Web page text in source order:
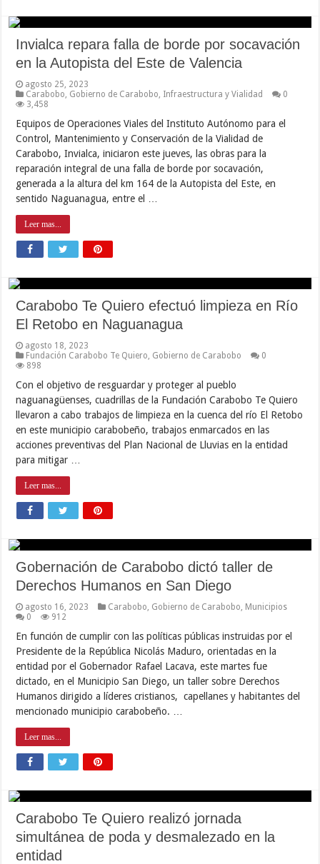
Invialca repara falla de borde por socavación
en la Autopista del Este de Valencia
agosto 25, 2023
Carabobo Gobierno de Carabobo Infraestructura y Vialidad
0
3,458
Equipos de Operaciones Viales del Instituto Autónomo para el
Control, Mantenimiento y Conservación de la Vialidad de
Carabobo, Invialca, iniciaron este jueves, las obras para la
reparación integral de una falla de borde por socavación,
generada a la altura del km 164 de la Autopista del Este, en
sentido Naguanagua, entre el …
Leer mas...
Carabobo Te Quiero efectuó limpieza en Río
El Retobo en Naguanagua
agosto 18, 2023
Fundación Carabobo Te Quiero Gobierno de Carabobo
0
898
Con el objetivo de resguardar y proteger al pueblo
naguanagüenses, cuadrillas de la Fundación Carabobo Te Quiero
llevaron a cabo trabajos de limpieza en la cuenca del río El Retobo
en este municipio carabobeño, trabajos enmarcados en las
acciones preventivas del Plan Nacional de Lluvias en la entidad
para mitigar …
Leer mas...
Gobernación de Carabobo dictó taller de
Derechos Humanos en San Diego
agosto 16, 2023 Carabobo Gobierno de Carabobo Municipios
0
912
En función de cumplir con las políticas públicas instruidas por el
Presidente de la República Nicolás Maduro, orientadas en la
entidad por el Gobernador Rafael Lacava, este martes fue
dictado, en el Municipio San Diego, un taller sobre Derechos
Humanos dirigido a líderes cristianos, capellanes y habitantes del
mencionado municipio carabobeño. …
Leer mas...
Carabobo Te Quiero realizó jornada
simultánea de poda y desmalezado en la
entidad